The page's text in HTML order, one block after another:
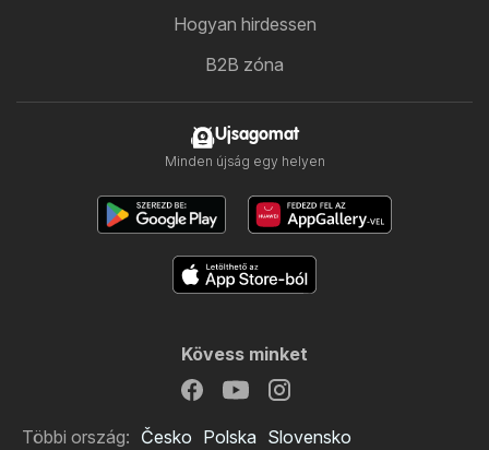
Hogyan hirdessen
B2B zóna
Ujsagomat
Minden újság egy helyen
Kövess minket
Többi ország: Česko Polska Slovensko